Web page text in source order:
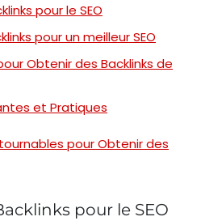
pour le SEO
pour un meilleur SEO
Obtenir des Backlinks de
et Pratiques
pour Obtenir des
pour le SEO